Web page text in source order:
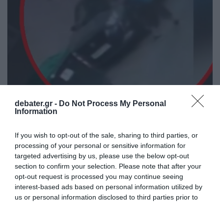
debater.gr - Do Not Process My Personal
Information
If you wish to opt-out of the sale, sharing to third parties, or
processing of your personal or sensitive information for
targeted advertising by us, please use the below opt-out
section to confirm your selection. Please note that after your
opt-out request is processed you may continue seeing
interest-based ads based on personal information utilized by
us or personal information disclosed to third parties prior to
ΕΛΛΑΔΑ
Αποφασισμένος ο 59χρονος που άνοιξε πυρ
εναντίον εργαζομένων σε απορριμματοφόρο
(βίντεο)
Σοκάρει η περιγραφή για τη στιγμή της επίθεσης
12.09.2025 - 07:57